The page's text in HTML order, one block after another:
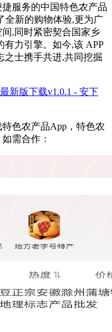
服务的中国特色农产品
全新的购物体验,更为广
,同时紧密契合国家乡
力引擎。如今,该 APP
之士携手共进,共同挖掘
新版下载v1.0.1 - 安下
色农产品App，特色农
需合作：